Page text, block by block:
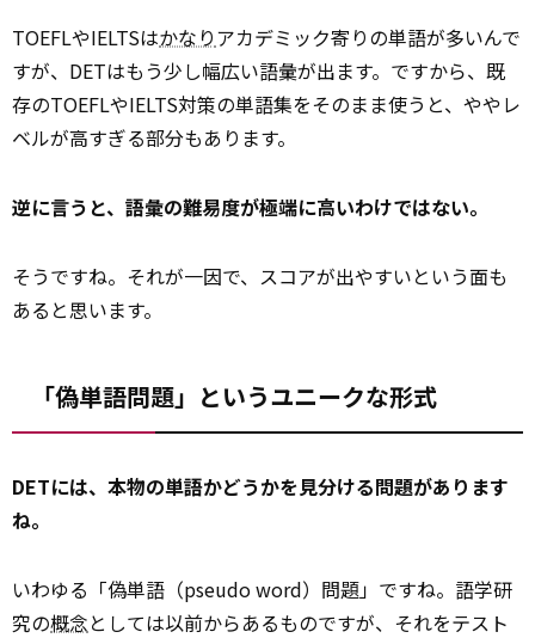
TOEFLやIELTSはかなりアカデミック寄りの単語が多いんで
すが、DETはもう少し幅広い語彙が出ます。ですから、既
存のTOEFLやIELTS対策の単語集をそのまま使うと、ややレ
ベルが高すぎる部分もあります。
逆に言うと、語彙の難易度が極端に高いわけではない。
そうですね。それが一因で、スコアが出やすいという面も
あると思います。
「偽単語問題」というユニークな形式
DETには、本物の単語かどうかを見分ける問題があります
ね。
いわゆる「偽単語（pseudo word）問題」ですね。語学研
究の概念としては以前からあるものですが、それをテスト